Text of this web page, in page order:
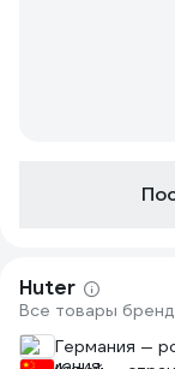
дым с
целом за
слабовата в
и очень тугая
лески, которая
открывание
более
Huter
Все товары
Германия —